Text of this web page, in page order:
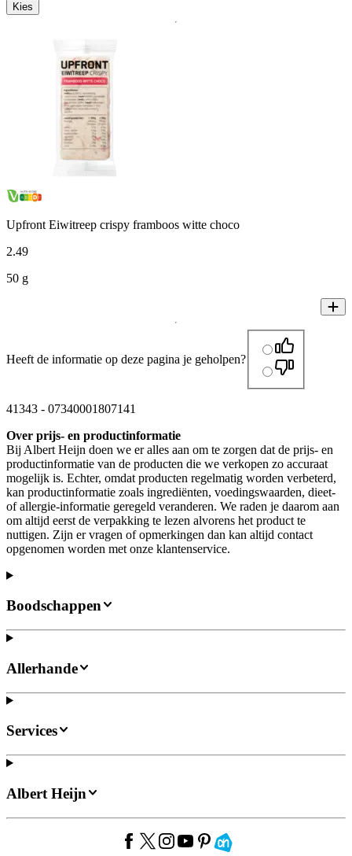
Kies
Upfront Eiwitreep crispy framboos witte choco
2.49
50 g
Heeft de informatie op deze pagina je geholpen?
41343 - 07340001807141
Over prijs- en productinformatie
Bij Albert Heijn doen we er alles aan om te zorgen dat de prijs- en
productinformatie van de producten die we verkopen zo accuraat
mogelijk is. Echter, omdat producten regelmatig worden verbeterd,
kan productinformatie zoals ingrediënten, voedingswaarden, dieet-
of allergie-informatie geregeld veranderen. We raden je daarom aan
om altijd eerst de verpakking te lezen alvorens het product te
nuttigen. Zijn er vragen of opmerkingen dan kan altijd contact
opgenomen worden met onze klantenservice.
Boodschappen
Allerhande
Services
Albert Heijn